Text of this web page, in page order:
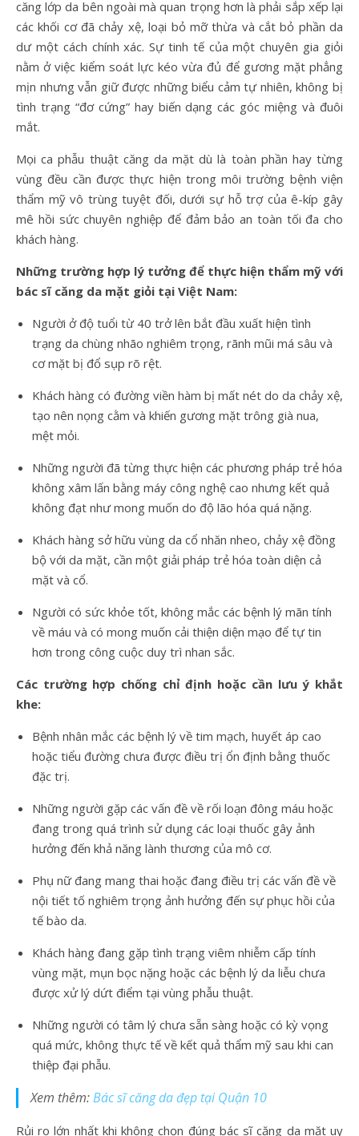
căng lớp da bên ngoài mà quan trọng hơn là phải sắp xếp lại
các khối cơ đã chảy xệ, loại bỏ mỡ thừa và cắt bỏ phần da
dư một cách chính xác. Sự tinh tế của một chuyên gia giỏi
nằm ở việc kiểm soát lực kéo vừa đủ để gương mặt phẳng
mịn nhưng vẫn giữ được những biểu cảm tự nhiên, không bị
tình trạng “đơ cứng” hay biến dạng các góc miệng và đuôi
mắt.
Mọi ca phẫu thuật căng da mặt dù là toàn phần hay từng
vùng đều cần được thực hiện trong môi trường bệnh viện
thẩm mỹ vô trùng tuyệt đối, dưới sự hỗ trợ của ê-kíp gây
mê hồi sức chuyên nghiệp để đảm bảo an toàn tối đa cho
khách hàng.
Những trường hợp lý tưởng để thực hiện thẩm mỹ với
bác sĩ căng da mặt giỏi tại Việt Nam:
Người ở độ tuổi từ 40 trở lên bắt đầu xuất hiện tình
trạng da chùng nhão nghiêm trọng, rãnh mũi má sâu và
cơ mặt bị đổ sụp rõ rệt.
Khách hàng có đường viền hàm bị mất nét do da chảy xệ,
tạo nên nọng cằm và khiến gương mặt trông già nua,
mệt mỏi.
Những người đã từng thực hiện các phương pháp trẻ hóa
không xâm lấn bằng máy công nghệ cao nhưng kết quả
không đạt như mong muốn do độ lão hóa quá nặng.
Khách hàng sở hữu vùng da cổ nhăn nheo, chảy xệ đồng
bộ với da mặt, cần một giải pháp trẻ hóa toàn diện cả
mặt và cổ.
Người có sức khỏe tốt, không mắc các bệnh lý mãn tính
về máu và có mong muốn cải thiện diện mạo để tự tin
hơn trong công cuộc duy trì nhan sắc.
Các trường hợp chống chỉ định hoặc cần lưu ý khắt
khe:
Bệnh nhân mắc các bệnh lý về tim mạch, huyết áp cao
hoặc tiểu đường chưa được điều trị ổn định bằng thuốc
đặc trị.
Những người gặp các vấn đề về rối loạn đông máu hoặc
đang trong quá trình sử dụng các loại thuốc gây ảnh
hưởng đến khả năng lành thương của mô cơ.
Phụ nữ đang mang thai hoặc đang điều trị các vấn đề về
nội tiết tố nghiêm trọng ảnh hưởng đến sự phục hồi của
tế bào da.
Khách hàng đang gặp tình trạng viêm nhiễm cấp tính
vùng mặt, mụn bọc nặng hoặc các bệnh lý da liễu chưa
được xử lý dứt điểm tại vùng phẫu thuật.
Những người có tâm lý chưa sẵn sàng hoặc có kỳ vọng
quá mức, không thực tế về kết quả thẩm mỹ sau khi can
thiệp đại phẫu.
Xem thêm:Bác sĩ căng da đẹp tại Quận 10
Rủi ro lớn nhất khi không chọn đúng bác sĩ căng da mặt uy